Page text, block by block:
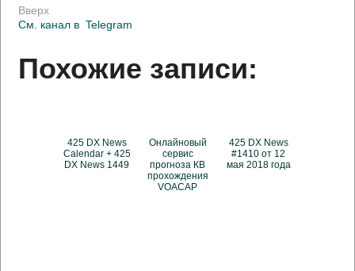
Вверх
См. канал в Telegram
Похожие записи:
425 DX News
Calendar + 425
DX News 1449
Онлайновый
сервис
прогноза КВ
прохождения
VOACAP
425 DX News
#1410 от 12
мая 2018 года